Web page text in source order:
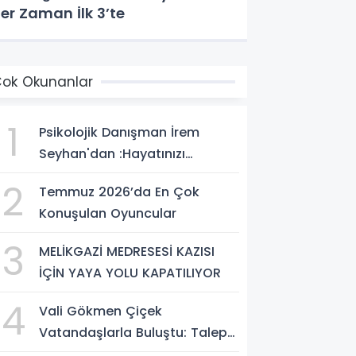
Zaman İlk 3’te
Okunanlar
1
Psikolojik Danışman İrem
Seyhan'dan :Hayatınızı
Potansiyelinizi Keşfetmek İçin
İlk Adımı Atın!
2
Temmuz 2026’da En Çok
Konuşulan Oyuncular
3
MELİKGAZİ MEDRESESİ KAZISI
İÇİN YAYA YOLU KAPATILIYOR
4
Vali Gökmen Çiçek
Vatandaşlarla Buluştu: Talep